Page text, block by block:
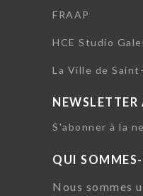
FRAAP
HCE Studio
La Ville de
S'abonner à la
QUI
Nous sommes